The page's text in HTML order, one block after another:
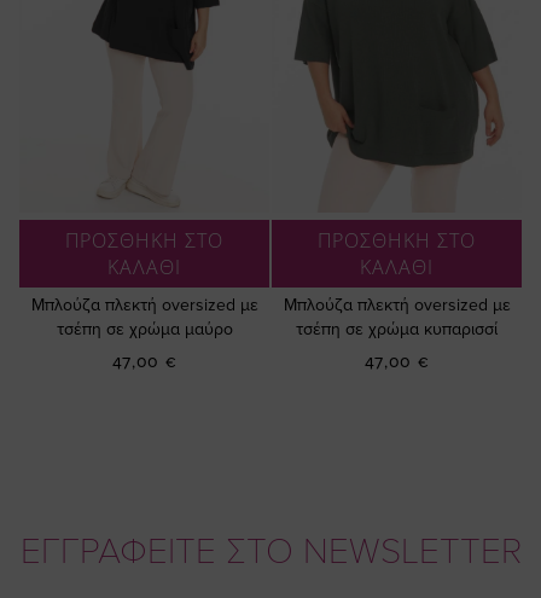
ΠΡΟΣΘΗΚΗ ΣΤΟ
ΚΑΛΑΘΙ
Μπλούζα πλεκτή oversized με
τσέπη σε χρώμα μαύρο
47,00 €
ΠΡΟΣΘΗΚΗ ΣΤΟ
ΚΑΛΑΘΙ
Μπλούζα πλεκτή oversized με
τσέπη σε χρώμα κυπαρισσί
47,00 €
ΕΓΓΡΑΦΕΙΤΕ ΣΤΟ NEWSLETTER